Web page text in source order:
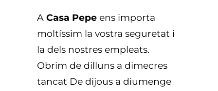
A Casa Pepeens importa
moltíssim la vostra seguretat i
la dels nostres empleats.
Obrim de dilluns a dimecres
tancat De dijous a diumenge